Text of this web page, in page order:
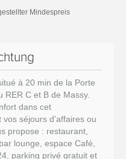
Mindespreis
à 20 min de la Porte
RER C et B de Massy.
dans cet
séjours d'affaires ou
propose : restaurant,
lounge, espace Café,
parking privé gratuit et